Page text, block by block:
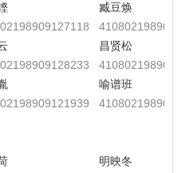
臧豆焕
昌贤松
喻谱班
明映冬